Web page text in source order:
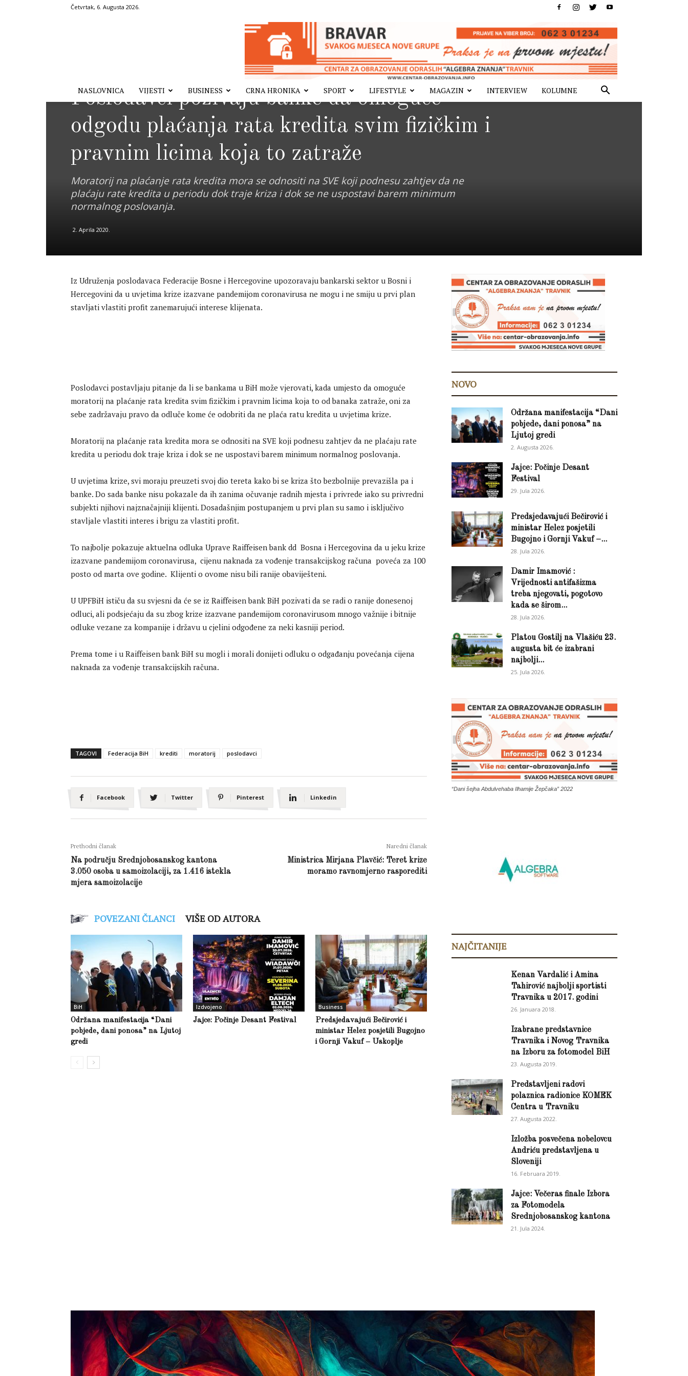
Četvrtak, 6. Augusta 2026.
NASLOVNICA VIJESTI BUSINESS CRNA HRONIKA SPORT LIFESTYLE MAGAZIN INTERVIEW KOLUMNE
Poslodavci pozivaju banke da omoguće
odgodu plaćanja rata kredita svim fizičkim i
pravnim licima koja to zatraže
Moratorij na plaćanje rata kredita mora se odnositi na SVE koji podnesu zahtjev da ne
plaćaju rate kredita u periodu dok traje kriza i dok se ne uspostavi barem minimum
normalnog poslovanja.
2. Aprila 2020.
Iz Udruženja poslodavaca Federacije Bosne i Hercegovine upozoravaju bankarski sektor u Bosni i
Hercegovini da u uvjetima krize izazvane pandemijom coronavirusa ne mogu i ne smiju u prvi plan
stavljati vlastiti profit zanemarujući interese klijenata.
Poslodavci postavljaju pitanje da li se bankama u BiH može vjerovati, kada umjesto da omoguće
moratorij na plaćanje rata kredita svim fizičkim i pravnim licima koja to od banaka zatraže, oni za
sebe zadržavaju pravo da odluče kome će odobriti da ne plaća ratu kredita u uvjetima krize.
Moratorij na plaćanje rata kredita mora se odnositi na SVE koji podnesu zahtjev da ne plaćaju rate
kredita u periodu dok traje kriza i dok se ne uspostavi barem minimum normalnog poslovanja.
U uvjetima krize, svi moraju preuzeti svoj dio tereta kako bi se kriza što bezbolnije prevazišla pa i
banke. Do sada banke nisu pokazale da ih zanima očuvanje radnih mjesta i privrede iako su privredni
subjekti njihovi najznačajniji klijenti. Dosadašnjim postupanjem u prvi plan su samo i isključivo
stavljale vlastiti interes i brigu za vlastiti profit.
To najbolje pokazuje aktuelna odluka Uprave Raiffeisen bank dd Bosna i Hercegovina da u jeku krize
izazvane pandemijom coronavirusa, cijenu naknada za vođenje transakcijskog računa poveća za 100
posto od marta ove godine. Klijenti o ovome nisu bili ranije obaviješteni.
U UPFBiH ističu da su svjesni da će se iz Raiffeisen bank BiH pozivati da se radi o ranije donesenoj
odluci, ali podsjećaju da su zbog krize izazvane pandemijom coronavirusom mnogo važnije i bitnije
odluke vezane za kompanije i državu u cjelini odgođene za neki kasniji period.
Prema tome i u Raiffeisen bank BiH su mogli i morali donijeti odluku o odgađanju povećanja cijena
naknada za vođenje transakcijskih računa.
TAGOVI Federacija BiH krediti moratorij poslodavci
Facebook Twitter Pinterest Linkedin
Prethodni članak
Na području Srednjobosanskog kantona
3.050 osoba u samoizolaciji, za 1.416 istekla
mjera samoizolacije
Naredni članak
Ministrica Mirjana Plavčić: Teret krize
moramo ravnomjerno rasporediti
POVEZANI ČLANCI VIŠE OD AUTORA
BiH
Održana manifestacija “Dani
pobjede, dani ponosa” na Ljutoj
gredi
Izdvojeno
Jajce: Počinje Desant Festival
Business
Predsjedavajući Bečirović i
ministar Helez posjetili Bugojno
i Gornji Vakuf – Uskoplje
NOVO
Održana manifestacija “Dani
pobjede, dani ponosa” na
Ljutoj gredi
2. Augusta 2026.
Jajce: Počinje Desant
Festival
29. Jula 2026.
Predsjedavajući Bečirović i
ministar Helez posjetili
Bugojno i Gornji Vakuf –...
28. Jula 2026.
Damir Imamović :
Vrijednosti antifašizma
treba njegovati, pogotovo
kada se širom...
28. Jula 2026.
Platou Gostilj na Vlašiću 23.
augusta bit će izabrani
najbolji...
25. Jula 2026.
“Dani šejha Abdulvehaba Ilhamije Žepčaka” 2022
NAJČITANIJE
Kenan Vardalić i Amina
Tahirović najbolji sportisti
Travnika u 2017. godini
26. Januara 2018.
Izabrane predstavnice
Travnika i Novog Travnika
na Izboru za fotomodel BiH
23. Augusta 2019.
Predstavljeni radovi
polaznica radionice KOMEK
Centra u Travniku
27. Augusta 2022.
Izložba posvečena nobelovcu
Andriću predstavljena u
Sloveniji
16. Februara 2019.
Jajce: Večeras finale Izbora
za Fotomodela
Srednjobosanskog kantona
21. Jula 2024.